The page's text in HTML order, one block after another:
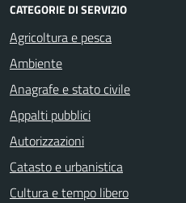
CATEGORIE DI SERVIZIO
Agricoltura e pesca
Ambiente
Anagrafe e stato civile
Appalti pubblici
Autorizzazioni
Catasto e urbanistica
Cultura e tempo libero